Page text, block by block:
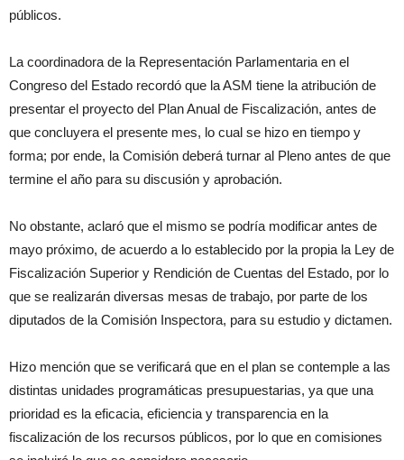
públicos.
La coordinadora de la Representación Parlamentaria en el
Congreso del Estado recordó que la ASM tiene la atribución de
presentar el proyecto del Plan Anual de Fiscalización, antes de
que concluyera el presente mes, lo cual se hizo en tiempo y
forma; por ende, la Comisión deberá turnar al Pleno antes de que
termine el año para su discusión y aprobación.
No obstante, aclaró que el mismo se podría modificar antes de
mayo próximo, de acuerdo a lo establecido por la propia la Ley de
Fiscalización Superior y Rendición de Cuentas del Estado, por lo
que se realizarán diversas mesas de trabajo, por parte de los
diputados de la Comisión Inspectora, para su estudio y dictamen.
Hizo mención que se verificará que en el plan se contemple a las
distintas unidades programáticas presupuestarias, ya que una
prioridad es la eficacia, eficiencia y transparencia en la
fiscalización de los recursos públicos, por lo que en comisiones